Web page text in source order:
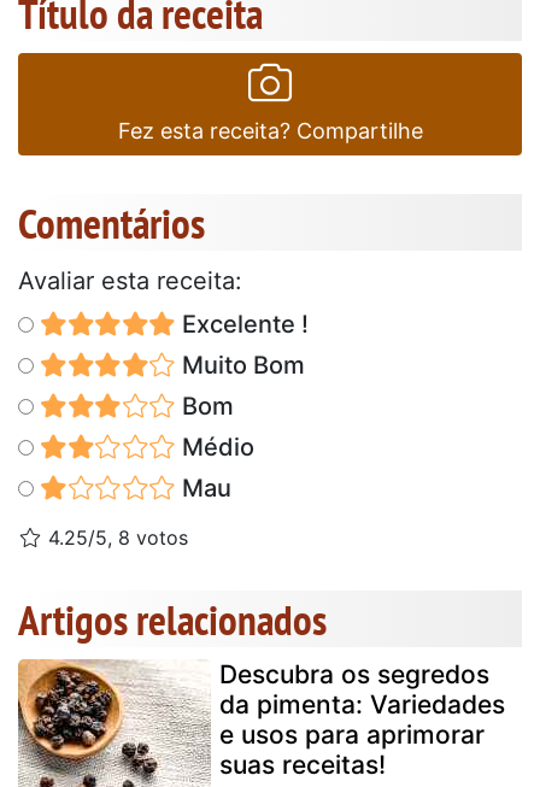
Título da receita
Fez esta receita? Compartilhe
Comentários
Avaliar esta receita:
Excelente !
Muito Bom
Bom
Médio
Mau
4.25/5, 8 votos
Artigos relacionados
Descubra os segredos
da pimenta: Variedades
e usos para aprimorar
suas receitas!